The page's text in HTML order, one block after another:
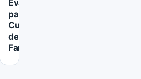
Evangélica
para
Culto
de
Familia